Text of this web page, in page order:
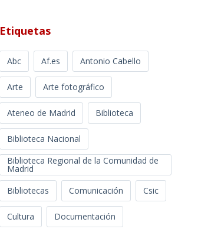
Etiquetas
Abc Af.es Antonio Cabello
Arte Arte fotográfico
Ateneo de Madrid Biblioteca
Biblioteca Nacional
Biblioteca Regional de la Comunidad de
Madrid
Bibliotecas
Comunicación Csic
Cultura Documentación